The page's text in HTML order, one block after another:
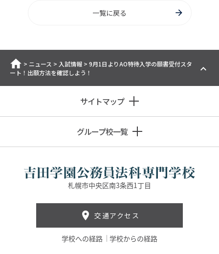
一覧に戻る
ホーム
> ニュース > 入試情報 > 9月1日よりAO特待入学の願書受付スタ
ート！出願方法を確認しよう！
サイトマップ
グループ校一覧
札幌市中央区南3条西1丁目
交通アクセス
学校への経路 学校からの経路